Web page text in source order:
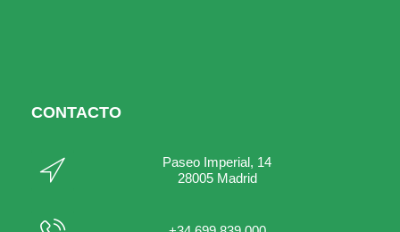
CONTACTO
Paseo Imperial, 14
28005 Madrid